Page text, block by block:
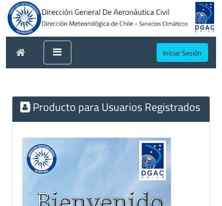
Iniciar Sesión
Producto para Usuarios Registrados